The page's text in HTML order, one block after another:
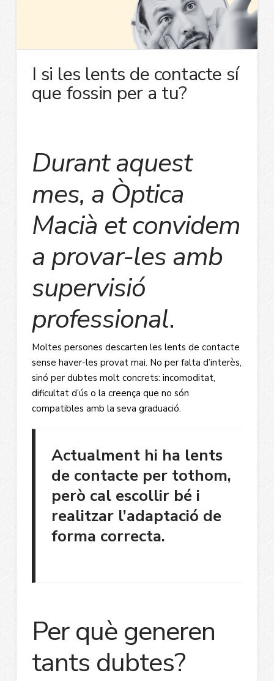
I si les lents de contacte sí
que fossin per a tu?
Durant aquest
mes, a Òptica
Macià et convidem
a provar-les amb
supervisió
professional.
Moltes persones descarten les lents de contacte
sense haver-les provat mai. No per falta d’interès,
sinó per dubtes molt concrets: incomoditat,
dificultat d’ús o la creença que no són
compatibles amb la seva graduació.
Actualment hi ha lents
de contacte per tothom,
però cal escollir bé i
realitzar l’adaptació de
forma correcta.
Per què generen
tants dubtes?